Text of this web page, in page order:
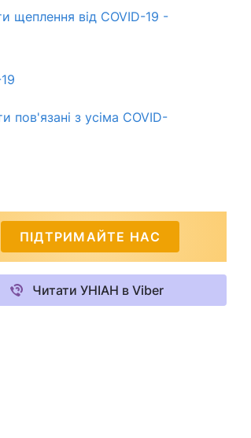
щеплення від COVID-19 -
з усіма COVID-
ПІДТРИМАЙТЕ НАС
Читати УНІАН в Viber